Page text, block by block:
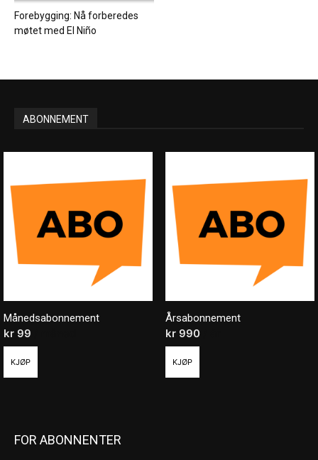
Forebygging: Nå forberedes
møtet med El Niño
ABONNEMENT
Månedsabonnement
kr 99
KJØP
Årsabonnement
kr990
KJØP
FOR ABONNENTER